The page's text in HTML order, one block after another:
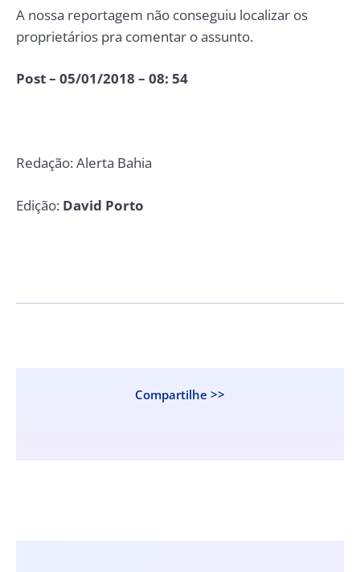
A nossa reportagem não conseguiu localizar os
proprietários pra comentar o assunto.
Post – 05/01/2018 – 08: 54
Redação: Alerta Bahia
Edição: David Porto
Compartilhe >>